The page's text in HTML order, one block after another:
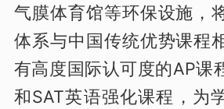
气膜体育馆等环保设施，
体系与中国传统优势课程
有高度国际认可度的AP课
和SAT英语强化课程，为